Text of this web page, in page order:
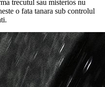
trecutul sau misterios nu
o fata tanara sub controlul